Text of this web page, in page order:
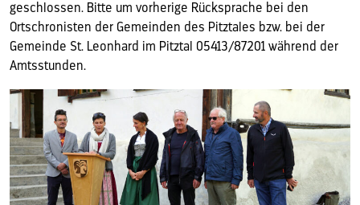
geschlossen. Bitte um vorherige Rücksprache bei den
Ortschronisten der Gemeinden des Pitztales bzw. bei der
Gemeinde St. Leonhard im Pitztal 05413/87201 während der
Amtsstunden.